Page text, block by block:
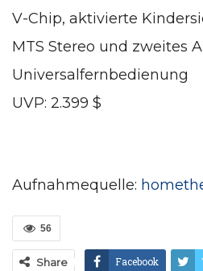
V-Chip, aktivierte
MTS Stereo und zweites
Universalfernbedienung
UVP: 2.399 $
Aufnahmequelle:
56
Share Facebook